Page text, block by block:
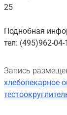
25
Поднобная
тел: (495)962-04-
Запись
хлебопекарное